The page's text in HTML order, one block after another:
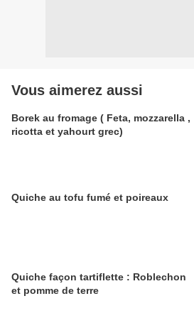
Vous aimerez aussi
Borek au fromage ( Feta, mozzarella ,
ricotta et yahourt grec)
Quiche au tofu fumé et poireaux
Quiche façon tartiflette : Roblechon
et pomme de terre